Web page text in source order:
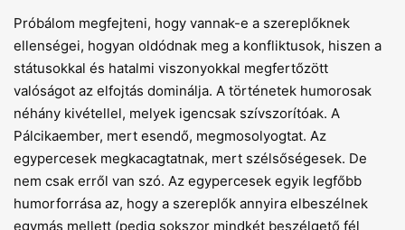
Próbálom megfejteni, hogy vannak-e a szereplőknek
ellenségei, hogyan oldódnak meg a konfliktusok, hiszen a
státusokkal és hatalmi viszonyokkal megfer­tőzött
valóságot az elfojtás dominálja. A történetek humorosak
néhány kivétellel, melyek igencsak szívszorítóak. A
Pálcikaember, mert esendő, megmosolyogtat. Az
egypercesek megkacagtatnak, mert szélsőségesek. De
nem csak erről van szó. Az egypercesek egyik legfőbb
humorforrása az, hogy a szereplők annyira elbeszélnek
egymás mellett (pedig sokszor mindkét beszélgető fél